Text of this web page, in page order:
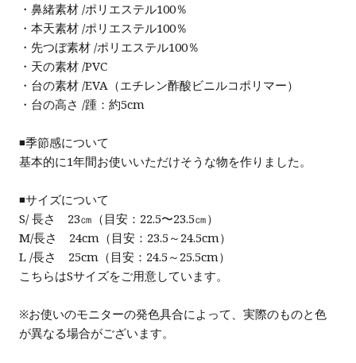
・鼻緒素材 /ポリエステル100％
・本天素材 /ポリエステル100％
・先つぼ素材 /ポリエステル100％
・天の素材 /PVC
・台の素材 /EVA（エチレン酢酸ビニルコポリマー）
・台の高さ /踵：約5cm
◾️季節感について
基本的に1年間お使いいただけそうな物を作りました。
◾️サイズについて
S/ 長さ 23㎝（目安：22.5〜23.5㎝）
M/長さ 24cm（目安：23.5～24.5cm）
L /長さ 25cm（目安：24.5～25.5cm）
こちらはSサイズをご用意しています。
※お使いのモニターの発色具合によって、実際のものと色
が異なる場合がございます。